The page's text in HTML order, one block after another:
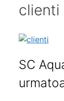
clienti
SC